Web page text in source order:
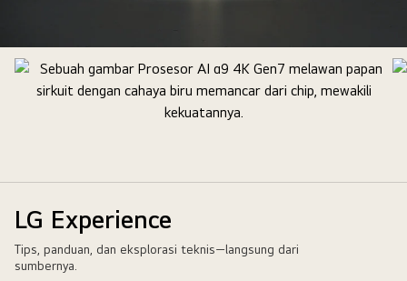
Lambang
di
dunia
selama
Tahun
LG Experience
Tips, panduan, dan eksplorasi teknis—langsung dari
sumbernya.